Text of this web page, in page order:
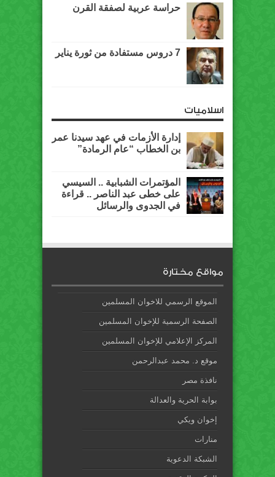
حراسة عربية لصفقة القرن
7 دروس مستفادة من ثورة يناير
اسلاميات
إدارة الأزمات في عهد سيدنا عمر
بن الخطاب “عام الرمادة”
المؤتمرات الشبابية .. السيسي
على خطى عبد الناصر .. قراءة
في الجدوى والرسائل
مواقع مختارة
الموقع الرسمي للاخوان المسلمين
الصفحة الرسمية للإخوان المسلمين
المركز الإعلامي للإخوان المسلمين
موقع د. محمد عبدالرحمن
نافذة مصر
بوابة الحرية والعدالة
إخوان ويكي
منارات
الشبكة الدعوية